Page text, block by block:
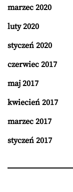
marzec 2020
luty 2020
styczeń 2020
czerwiec 2017
maj 2017
kwiecień 2017
marzec 2017
styczeń 2017